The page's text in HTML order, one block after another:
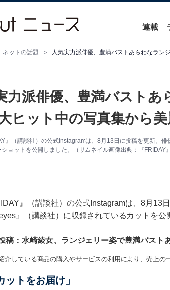
連載
ネットの話題 人気実力派俳優、豊満バストあらわなラン
力派俳優、豊満バスト
ヒット中の写真集から
』（講談社）の公式Instagramは、8月13日に投稿を更新。
ショットを公開しました。（サムネイル画像出典：『FRIDAY
』（講談社）の公式Instagramは、8月13
』（講談社）に収録されているカットを公
稿：水崎綾女、ランジェリー姿で豊満バスト
介している商品の購入やサービスの利用により、売上の
ットをお届け」